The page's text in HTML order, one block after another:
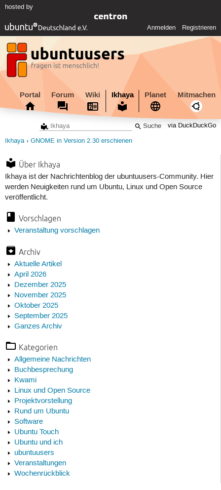
hosted by
Anmelden Registrieren
Portal Forum Wiki Ikhaya Planet Mitmachen
via DuckDuckGo
Ikhaya GNOME in Version 2.30 erschienen
Über Ikhaya
Ikhaya ist der Nachrichtenblog der ubuntuusers-Community. Hier
werden Neuigkeiten rund um Ubuntu, Linux und Open Source
veröffentlicht.
Vorschlagen
Veranstaltung vorschlagen
Archiv
Aktuelle Artikel
April 2026
Dezember 2025
November 2025
Oktober 2025
September 2025
Ganzes Archiv
Kategorien
Allgemeine Nachrichten
Buchbesprechung
Kwami
Linux und Open Source
Projektvorstellung
Rund um Ubuntu
Software
Ubuntu Touch
Ubuntu und ich
ubuntuusers
Veranstaltungen
Wochenrückblick